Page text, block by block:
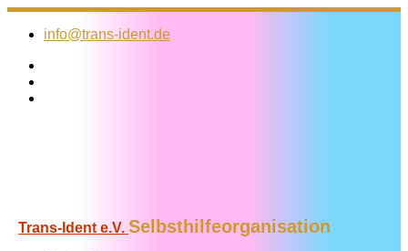
Zum
Inhalt
info@trans-ident.de
Trans-Ident e.V. Selbsthilfeorganisation